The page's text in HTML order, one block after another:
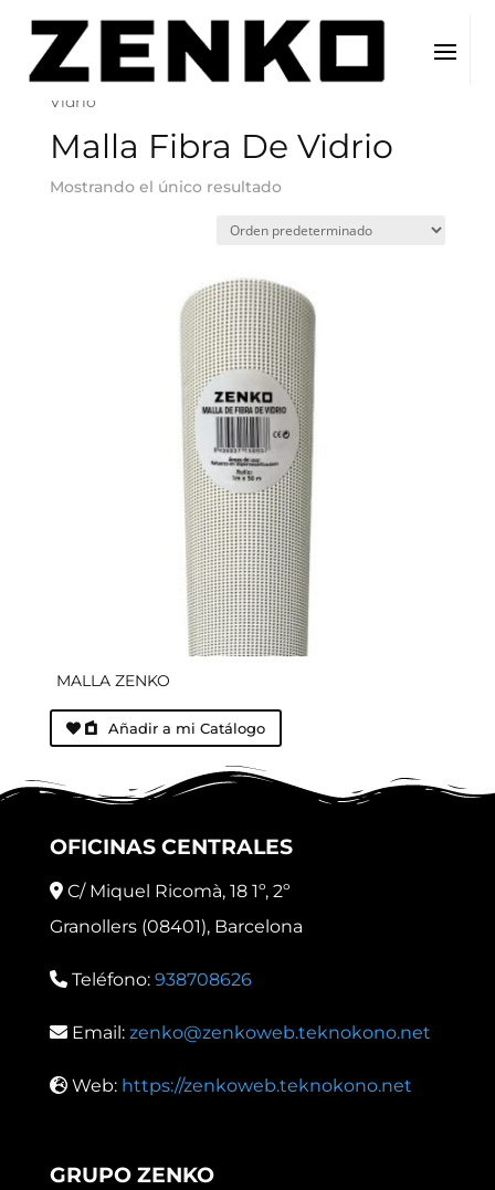
Inicio / Producto del producto / Malla Fibra De
Vidrio
Malla Fibra De Vidrio
Mostrando el único resultado
MALLA ZENKO
Añadir a mi Catálogo
OFICINAS CENTRALES
C/ Miquel Ricomà, 18 1º, 2º
Granollers (08401), Barcelona
Teléfono: 938708626
Email: zenko@zenkoweb.teknokono.net
Web: https://zenkoweb.teknokono.net
GRUPO ZENKO